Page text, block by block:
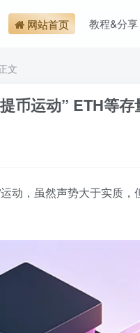
网站首页 教程&分享
文
币运动” ETH等
动，虽然声势大于实质